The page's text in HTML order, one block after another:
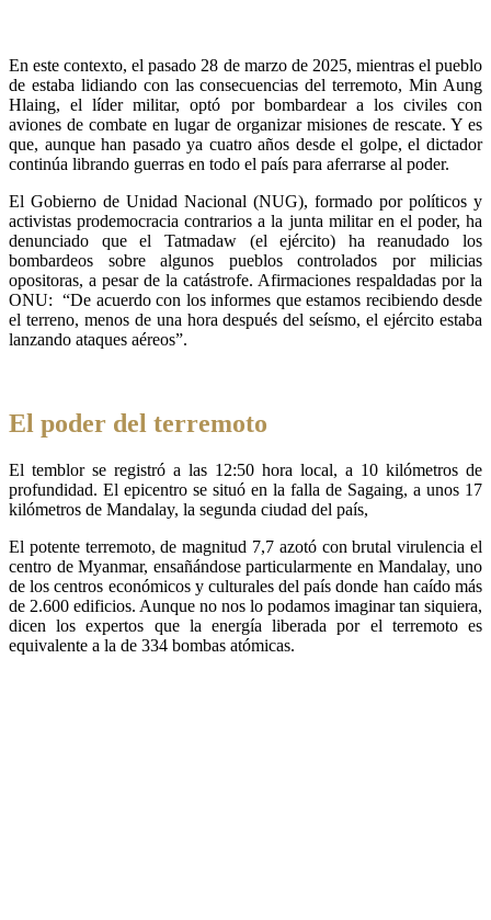
En este contexto, el pasado 28 de marzo de 2025, mientras el pueblo
de estaba lidiando con las consecuencias del terremoto, Min Aung
Hlaing, el líder militar, optó por bombardear a los civiles con
aviones de combate en lugar de organizar misiones de rescate. Y es
que, aunque han pasado ya cuatro años desde el golpe, el dictador
continúa librando guerras en todo el país para aferrarse al poder.
El Gobierno de Unidad Nacional (NUG), formado por políticos y
activistas prodemocracia contrarios a la junta militar en el poder, ha
denunciado que el Tatmadaw (el ejército) ha reanudado los
bombardeos sobre algunos pueblos controlados por milicias
opositoras, a pesar de la catástrofe. Afirmaciones respaldadas por la
ONU: “De acuerdo con los informes que estamos recibiendo desde
el terreno, menos de una hora después del seísmo, el ejército estaba
lanzando ataques aéreos”.
El poder del terremoto
El temblor se registró a las 12:50 hora local, a 10 kilómetros de
profundidad. El epicentro se situó en la falla de Sagaing, a unos 17
kilómetros de Mandalay, la segunda ciudad del país,
El potente terremoto, de magnitud 7,7 azotó con brutal virulencia el
centro de Myanmar, ensañándose particularmente en Mandalay, uno
de los centros económicos y culturales del país donde han caído más
de 2.600 edificios. Aunque no nos lo podamos imaginar tan siquiera,
dicen los expertos que la energía liberada por el terremoto es
equivalente a la de 334 bombas atómicas.